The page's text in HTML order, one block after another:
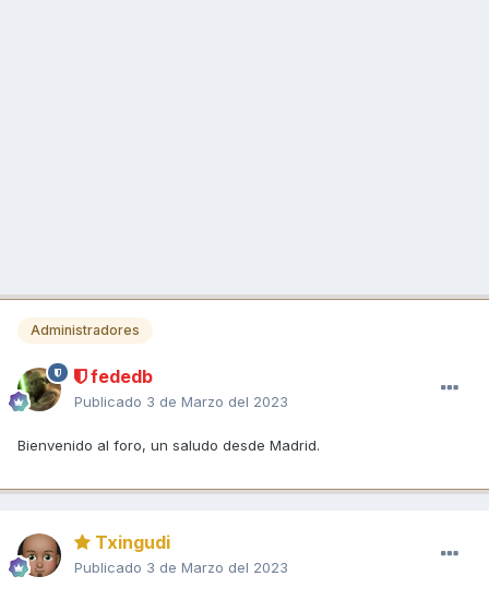
Administradores
fededb
Publicado 3 de Marzo del 2023
Bienvenido al foro, un saludo desde Madrid.
Txingudi
Publicado 3 de Marzo del 2023